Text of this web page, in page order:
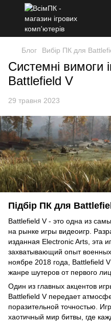
Блог Вибір ПК для
Системні вимоги
Battlefield V
29 травня 2023
Підбір ПК для
Battlefield V - это одна из
на рынке игры видеоигр.
изданная Electronic Arts, эта
захватывающий опыт
ноябре 2018 года, Battlefield
жанре шутеров от первого
Один из главных акцентов
Battlefield V передает
поразительной точностью.
хаотичный мир битвы, где